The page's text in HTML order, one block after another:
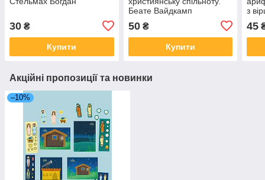
30 ₴
Купити
Беате Вайдкамп
50₴
Купити
з
45
Акційні пропозиції та новинки
–10%